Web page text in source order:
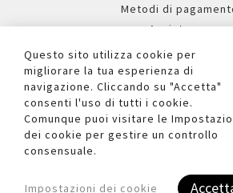
Metodi di
Assistenza
Ricerca avanzata
I NOSTRI
Questo sito utilizza cookie per
migliorare la tua esperienza di
navigazione. Cliccando su "Accetta"
consenti l'uso di tutti i cookie.
Comunque puoi visitare le
dei cookie per gestire un controllo
consensuale.
Impostazioni dei cookie